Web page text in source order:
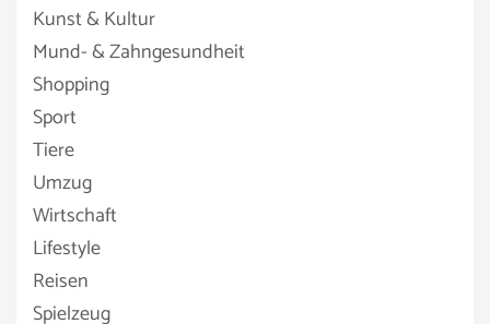
Kunst & Kultur
Mund- & Zahngesundheit
Shopping
Sport
Tiere
Umzug
Wirtschaft
Lifestyle
Reisen
Spielzeug